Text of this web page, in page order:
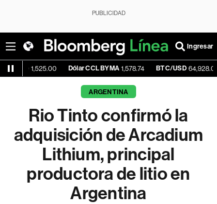
PUBLICIDAD
Ingresar
Dólar CCL BYMA 1,578.74 BTC/USD 64,928.01 -
ARGENTINA
Rio Tinto confirmó la
adquisición de Arcadium
Lithium, principal
productora de litio en
Argentina